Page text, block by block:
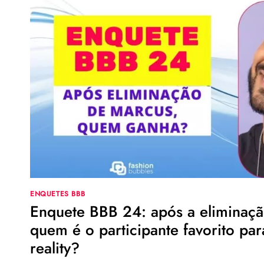
DO
BBB
24?
TUDO
SOBRE
PARTICIPANTE
CONFIRMADO
REALITY
ENQUETES BBB
Enquete BBB 24: após a
quem é o participante favorito
reality?